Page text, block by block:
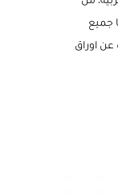
بالام
تصفح
من
جميع
اوراق